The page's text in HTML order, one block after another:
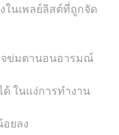
ในเพลย์ลิสต์ที่ถูกจัด
จข่มตานอนอารมณ์
ด้ ในแง่การทำงาน
ยลง